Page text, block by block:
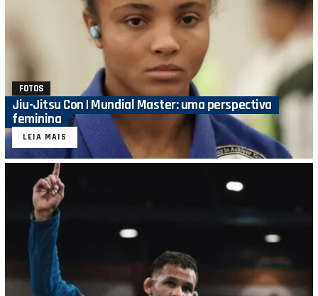
FOTOS
Jiu-Jitsu Con | Mundial Master: uma perspectiva
feminina
LEIA MAIS